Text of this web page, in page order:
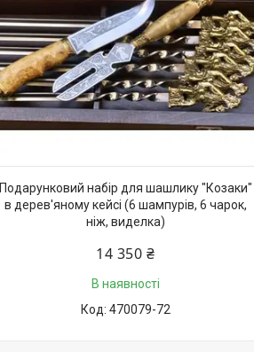
Подарунковий набір для шашлику "Козаки"
в дерев'яному кейсі (6 шампурів, 6 чарок,
ніж, виделка)
14 350 ₴
В наявності
470079-72